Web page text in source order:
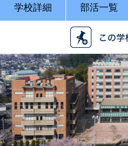
学校詳細 部活一覧